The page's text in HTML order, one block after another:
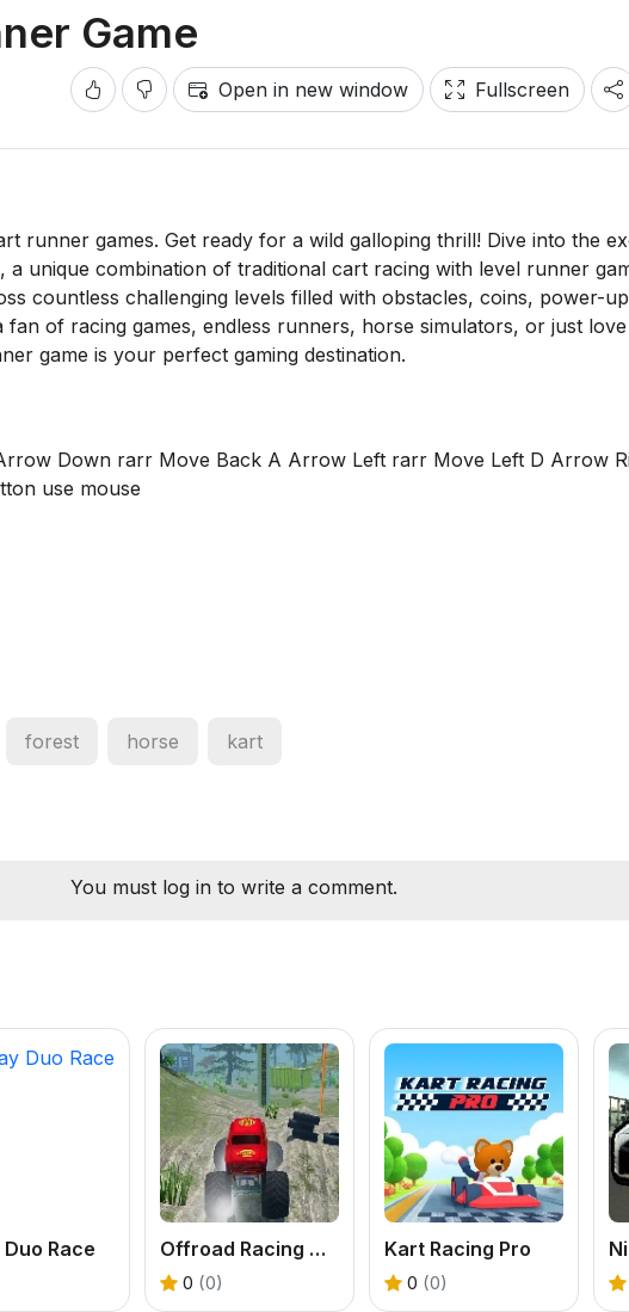
Game
Open in new window Fullscreen
runner games. Get ready for a wild galloping thrill! Dive into the
unique combination of traditional cart racing with level runner
countless challenging levels filled with obstacles, coins, power-
of racing games, endless runners, horse simulators, or just
game is your perfect gaming destination.
Down rarr Move Back A Arrow Left rarr Move Left D Arrow
use mouse
forest horse kart
You must log in to write a comment.
Race Offroad Racing Monster Truck
0 (0)
Kart Racing Pro
0 (0)